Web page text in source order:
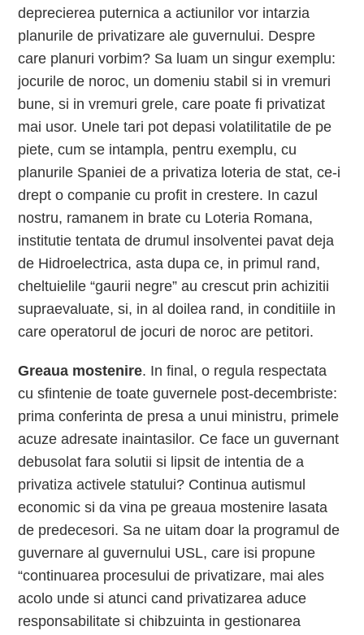
deprecierea puternica a actiunilor vor intarzia
planurile de privatizare ale guvernului. Despre
care planuri vorbim? Sa luam un singur exemplu:
jocurile de noroc, un domeniu stabil si in vremuri
bune, si in vremuri grele, care poate fi privatizat
mai usor. Unele tari pot depasi volatilitatile de pe
piete, cum se intampla, pentru exemplu, cu
planurile Spaniei de a privatiza loteria de stat, ce-i
drept o companie cu profit in crestere. In cazul
nostru, ramanem in brate cu Loteria Romana,
institutie tentata de drumul insolventei pavat deja
de Hidroelectrica, asta dupa ce, in primul rand,
cheltuielile “gaurii negre” au crescut prin achizitii
supraevaluate, si, in al doilea rand, in conditiile in
care operatorul de jocuri de noroc are petitori.
Greaua mostenire. In final, o regula respectata
cu sfintenie de toate guvernele post-decembriste:
prima conferinta de presa a unui ministru, primele
acuze adresate inaintasilor. Ce face un guvernant
debusolat fara solutii si lipsit de intentia de a
privatiza activele statului? Continua autismul
economic si da vina pe greaua mostenire lasata
de predecesori. Sa ne uitam doar la programul de
guvernare al guvernului USL, care isi propune
“continuarea procesului de privatizare, mai ales
acolo unde si atunci cand privatizarea aduce
responsabilitate si chibzuinta in gestionarea